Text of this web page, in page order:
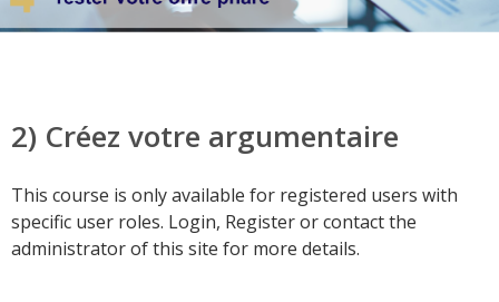
2) Créez votre argumentaire
This course is only available for registered users with
specific user roles. Login, Register or contact the
administrator of this site for more details.